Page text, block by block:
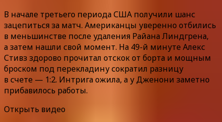
В начале третьего периода США получили шанс
зацепиться за матч. Американцы уверенно отбились
в меньшинстве после удаления Райана Линдгрена,
а затем нашли свой момент. На 49-й минуте Алекс
Стивз здорово прочитал отскок от борта и мощным
броском под перекладину сократил разницу
в счете — 1:2. Интрига ожила, а у Дженони заметно
прибавилось работы.
Открыть видео